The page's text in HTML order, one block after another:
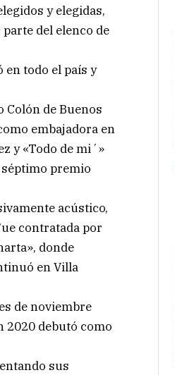
y elegidas,
del elenco de
en todo el país y
Colón de Buenos
embajadora en
y «Todo de mi´»
séptimo premio
acústico,
contratada por
donde
en Villa
de noviembre
2020 debutó como
sus